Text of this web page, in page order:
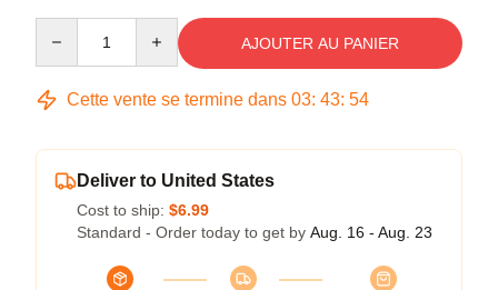
AJOUTER AU PANIER
Cette vente se termine dans 03: 43: 53
Deliver to United States
Cost to ship: $6.99
Standard - Order today to get by Aug. 16 - Aug. 23